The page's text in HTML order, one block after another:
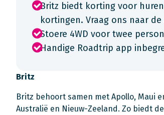
Britz biedt korting voor
kortingen. Vraag ons naar
Stoere 4WD voor twee
Handige Roadtrip app
Britz
Britz behoort samen met Apollo, Maui
Australië en Nieuw-Zeeland. Zo biedt